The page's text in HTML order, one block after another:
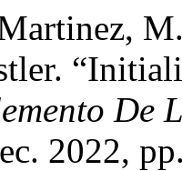
De
2022,